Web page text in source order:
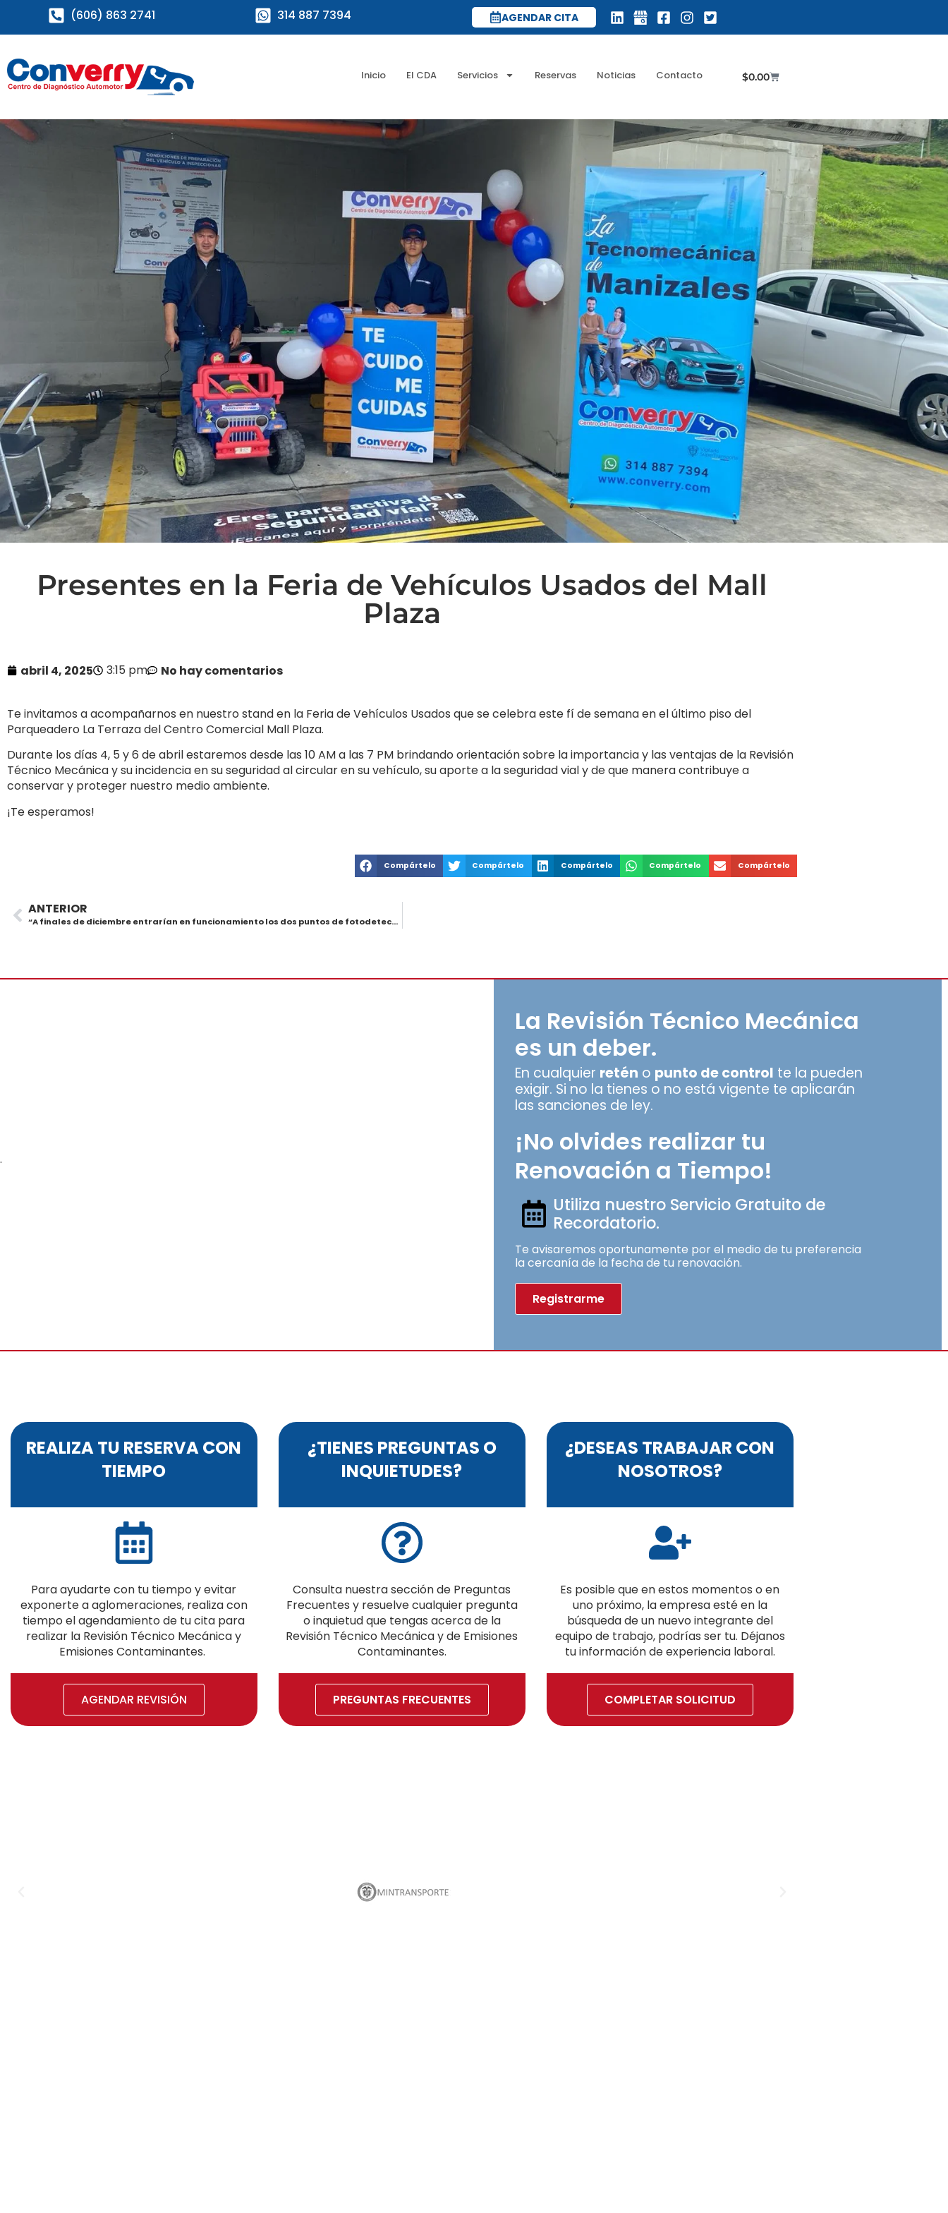
(606) 863 2741 314 887 7394 AGENDAR CITA
Inicio El CDA Servicios Reservas Noticias Contacto $0.00
Presentes en la Feria de Vehículos Usados del Mall
Plaza
abril 4, 2025 3:15 pm No hay comentarios
Te invitamos a acompañarnos en nuestro stand en la Feria de Vehículos Usados que se celebra este fí de semana en el último piso del
Parqueadero La Terraza del Centro Comercial Mall Plaza.
Durante los días 4, 5 y 6 de abril estaremos desde las 10 AM a las 7 PM brindando orientación sobre la importancia y las ventajas de la Revisión
Técnico Mecánica y su incidencia en su seguridad al circular en su vehículo, su aporte a la seguridad vial y de que manera contribuye a
conservar y proteger nuestro medio ambiente.
¡Te esperamos!
Compártelo Compártelo Compártelo Compártelo Compártelo
ANTERIOR
“A finales de diciembre entrarían en funcionamiento los dos puntos de fotodetección en Manizales” Secretaría de Movilidad
.
La Revisión Técnico Mecánica
es un deber.
En cualquier retén o punto de control te la pueden
exigir. Si no la tienes o no está vigente te aplicarán
las sanciones de ley.
¡No olvides realizar tu
Renovación a Tiempo!
Utiliza nuestro Servicio Gratuito de
Recordatorio.
Te avisaremos oportunamente por el medio de tu preferencia
la cercanía de la fecha de tu renovación.
Registrarme
REALIZA TU RESERVA CON
TIEMPO
Para ayudarte con tu tiempo y evitar
exponerte a aglomeraciones, realiza con
tiempo el agendamiento de tu cita para
realizar la Revisión Técnico Mecánica y
Emisiones Contaminantes.
AGENDAR REVISIÓN
¿TIENES PREGUNTAS O
INQUIETUDES?
Consulta nuestra sección de Preguntas
Frecuentes y resuelve cualquier pregunta
o inquietud que tengas acerca de la
Revisión Técnico Mecánica y de Emisiones
Contaminantes.
PREGUNTAS FRECUENTES
¿DESEAS TRABAJAR CON
NOSOTROS?
Es posible que en estos momentos o en
uno próximo, la empresa esté en la
búsqueda de un nuevo integrante del
equipo de trabajo, podrías ser tu. Déjanos
tu información de experiencia laboral.
COMPLETAR SOLICITUD